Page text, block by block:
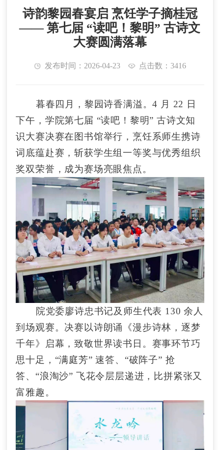
诗韵黎园春宴启 烹饪学子摘桂冠
—— 第七届 “读吧！黎明” 古诗文
大赛圆满落幕
发布时间：2026-04-23 点击数：3416
暮春四月，黎园诗香满溢。4 月 22 日
下午，学院第七届 “读吧！黎明” 古诗文知
识大赛决赛在图书馆举行，烹饪系师生携诗
词底蕴赴赛，斩获学生组一等奖与优秀组织
奖双荣誉，成为赛场亮眼焦点。
院党委廖诗忠书记及师生代表 130 余人
到场观赛。决赛以诗朗诵《漫步诗林，逐梦
千年》启幕，致敬世界读书日。赛事环节巧
思十足，“满庭芳” 速答、“破阵子” 抢
答、“浪淘沙” 飞花令层层递进，比拼紧张又
富雅趣。